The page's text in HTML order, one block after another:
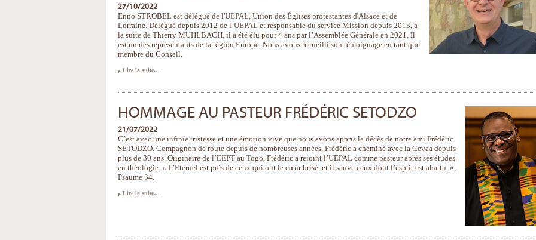
27/10/2022
Enno STROBEL est délégué de l'UEPAL, Union des Églises protestantes d'Alsace et de
Lorraine. Délégué depuis 2012 de l’UEPAL et responsable du service Mission depuis 2013, à
la suite de Thierry MUHLBACH, il a été élu pour 4 ans par l’Assemblée Générale en 2021. Il
est un des représentants de la région Europe. Nous avons recueilli son témoignage en tant que
membre du Conseil.
Conseil
agréable
qu’efficace
Lire la suite…
HOMMAGE AU PASTEUR FRÉDÉRIC SETODZO
21/07/2022
C’est avec une infinie tristesse et une émotion vive que nous avons appris le décès de notre ami Frédéric
SETODZO. Compagnon de route depuis de nombreuses années, Frédéric a cheminé avec la Cevaa depuis
plus de 30 ans. Originaire de l’EEPT au Togo, Frédéric a rejoint l’UEPAL comme pasteur après ses études
en théologie. « L’Eternel est près de ceux qui ont le cœur brisé, et il sauve ceux dont l’esprit est abattu. »,
Psaume 34.
Hommage
Lire la suite…